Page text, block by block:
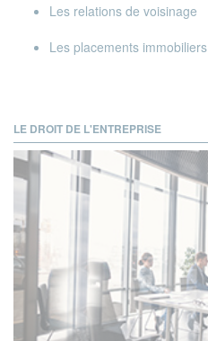
Les relations de voisinage
Les placements immobiliers
LE DROIT DE L'ENTREPRISE